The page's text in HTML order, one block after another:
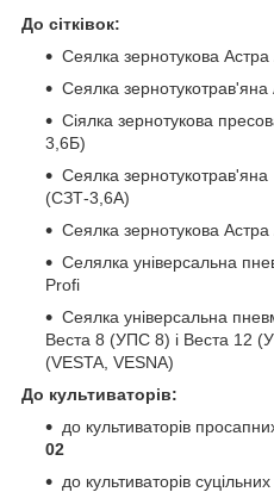
До сітківок:
Сеялка зернотукова
Сеялка
Сіялка зернотукова
3,6Б)
Сеялка
(СЗТ-3,6А)
Сеялка зернотукова
Селялка універсальна
Profi
Сеялка універсальна
Веста 8 (УПС 8) і Веста 12
(VESTA, VESNA)
До культиваторів:
до культиваторів
02
до культиваторів суцільних